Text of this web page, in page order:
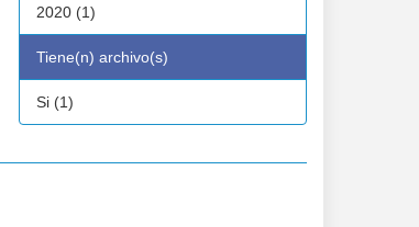
2020 (1)
Tiene(n) archivo(s)
Si (1)